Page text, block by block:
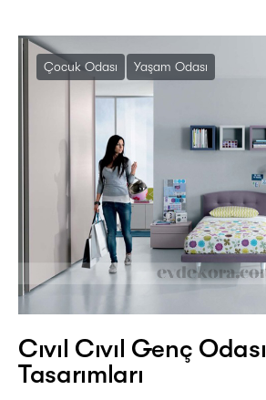
Çocuk Odası Yaşam Odası
Cıvıl Cıvıl Genç Odası
Tasarımları